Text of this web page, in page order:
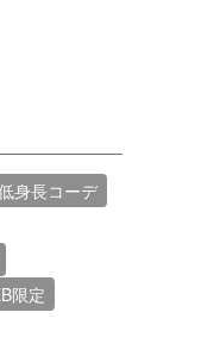
身長コーデ
限定